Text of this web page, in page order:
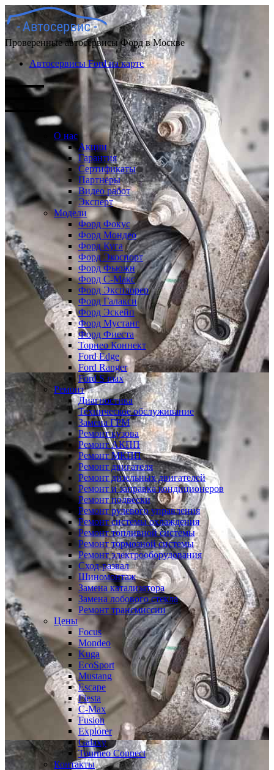
Проверенные автосервисы Форд в Москве
Автосервисы Ford на карте
О нас
Акции
Гарантия
Сертификаты
Партнёры
Видео работ
Эксперт
Модели
Форд Фокус
Форд Мондео
Форд Куга
Форд Экоспорт
Форд Фьюжн
Форд С-Макс
Форд Эксплорер
Форд Галакси
Форд Эскейп
Форд Мустанг
Форд Фиеста
Торнео Коннект
Ford Edge
Ford Ranger
Ford S max
Ремонт
Диагностика
Техническое обслуживание
Замена ГРМ
Ремонт кузова
Ремонт АКПП
Ремонт МКПП
Ремонт двигателя
Ремонт дизельных двигателей
Ремонт и заправка кондиционеров
Ремонт подвески
Ремонт рулевого управления
Ремонт системы охлаждения
Ремонт топливной системы
Ремонт тормозной системы
Ремонт электрооборудования
Сход-развал
Шиномонтаж
Замена катализатора
Замена лобового стекла
Ремонт трансмиссии
Цены
Focus
Mondeo
Kuga
EcoSport
Mustang
Escape
Fiesta
C-Max
Fusion
Explorer
Galaxy
Tourneo Connect
Контакты